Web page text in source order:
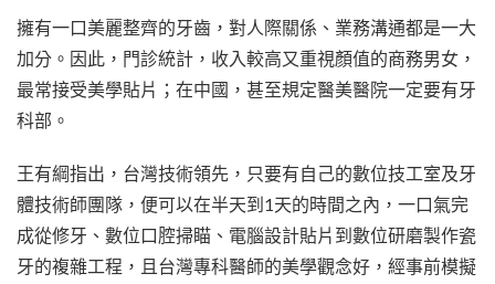
擁有一口美麗整齊的牙齒，對人際關係、業務溝通都是一大
加分。因此，門診統計，收入較高又重視顏值的商務男女，
最常接受美學貼片；在中國，甚至規定醫美醫院一定要有牙
科部。
王有綱指出，台灣技術領先，只要有自己的數位技工室及牙
體技術師團隊，便可以在半天到1天的時間之內，一口氣完
成從修牙、數位口腔掃瞄、電腦設計貼片到數位研磨製作瓷
牙的複雜工程，且台灣專科醫師的美學觀念好，經事前模擬